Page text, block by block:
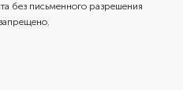
без письменного разрешения